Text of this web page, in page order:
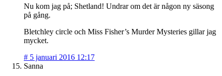
Nu kom jag på; Shetland! Undrar om det är någon ny säsong
på gång.
Bletchley circle och Miss Fisher’s Murder Mysteries gillar jag
mycket.
# 5 januari 2016 12:17
Sanna